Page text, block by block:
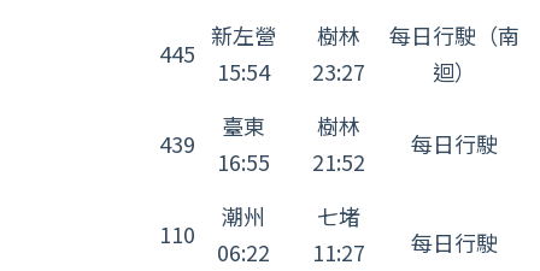
445
新左營
15:54
樹林
23:27
每日行駛（南
迴）
439
臺東
16:55
樹林
21:52
每日行駛
110
潮州
06:22
七堵
11:27
每日行駛